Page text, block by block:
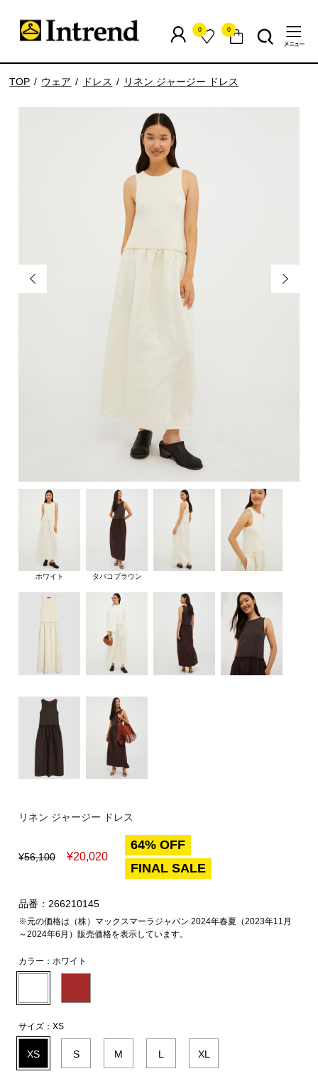
0 0
TOP ウェア ドレス リネン ジャージー ドレス
ホワイト タバコブラウン
リネン ジャージー ドレス
¥56,100 ¥20,020
64% OFF
FINAL SALE
品番：266210145
※元の価格は（株）マックスマーラジャパン 2024年春夏（2023年11月
～2024年6月）販売価格を表示しています。
カラー： ホワイト
サイズ：XS
XS S M L XL